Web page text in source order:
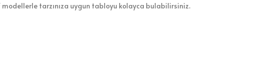
tarzınıza uygun tabloyu kolayca bulabilirsiniz.